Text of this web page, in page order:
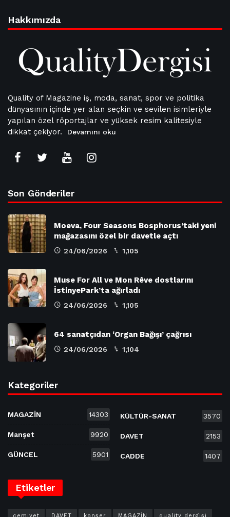
Hakkımızda
Quality of Magazine iş, moda, sanat, spor ve politika
dünyasının içinde yer alan seçkin ve sevilen isimleriyle
yapılan özel röportajlar ve yüksek resim kalitesiyle
dikkat çekiyor.
Devamını oku
Son Gönderiler
Moeva, Four Seasons Bosphorus’taki yeni
mağazasını özel bir davetle açtı
24/06/2026 1,105
Muse For All ve Mon Rêve dostlarını
İstinyePark’ta ağırladı
24/06/2026 1,105
64 sanatçıdan ‘Organ Bağışı’ çağrısı
24/06/2026 1,104
Kategoriler
MAGAZİN 14303
Manşet 9920
GÜNCEL 5901
KÜLTÜR-SANAT 3570
DAVET 2153
CADDE 1407
Etiketler